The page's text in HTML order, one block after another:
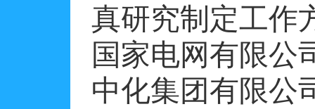
真研究制定工作
国家电网有限公
中化集团有限公